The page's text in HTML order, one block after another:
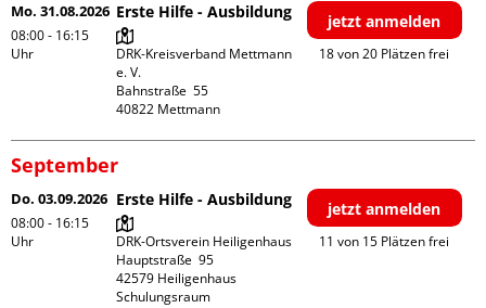
Mo. 31.08.2026
08:00 - 16:15
Uhr
Erste Hilfe - Ausbildung
DRK-Kreisverband Mettmann
e. V.
Bahnstraße  55
jetzt anmelden
18 von 20 Plätzen frei
September
Do. 03.09.2026
08:00 - 16:15
Uhr
Erste Hilfe - Ausbildung
DRK-Ortsverein Heiligenhaus
Hauptstraße  95
42579 Heiligenhaus
Schulungsraum
jetzt anmelden
11 von 15 Plätzen frei